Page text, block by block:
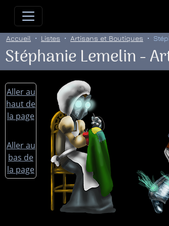
Allez directement au contenu
Accueil Listes Artisans et Boutiques
Stéphanie Lemelin -
Aller au
haut de
la page
Aller au
bas de
la page